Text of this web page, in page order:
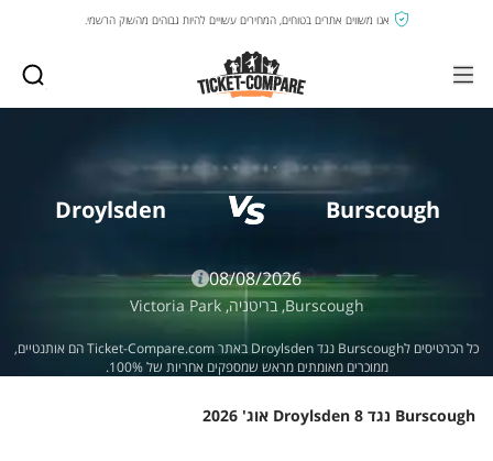
אנו משווים אתרים בטוחים, המחירים עשויים להיות גבוהים מהשוק הרשמי.
Burscough
Droylsden
08/08/2026
Burscough, בריטניה, Victoria Park
כל הכרטיסים לBurscough נגד Droylsden באתר Ticket-Compare.com הם אותנטיים,
ממוכרים מאומתים מראש שמספקים אחריות של 100%.
Burscough נגד Droylsden 8 אוג' 2026